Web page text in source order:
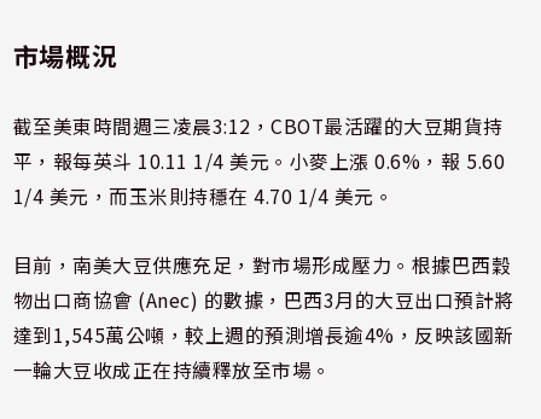
市場概況
截至美東時間週三凌晨3:12，CBOT最活躍的大豆期貨持
平，報每英斗 10.11 1/4 美元。小麥上漲 0.6%，報 5.60
1/4 美元，而玉米則持穩在 4.70 1/4 美元。
目前，南美大豆供應充足，對市場形成壓力。根據巴西穀
物出口商協會 (Anec) 的數據，巴西3月的大豆出口預計將
達到1,545萬公噸，較上週的預測增長逾4%，反映該國新
一輪大豆收成正在持續釋放至市場。